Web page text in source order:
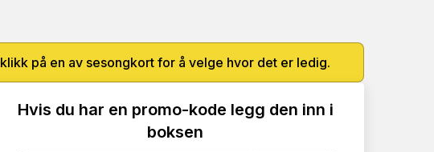
klikk på en av sesongkort for å velge hvor det er ledig.
Hvis du har en promo-kode legg den inn i
boksen